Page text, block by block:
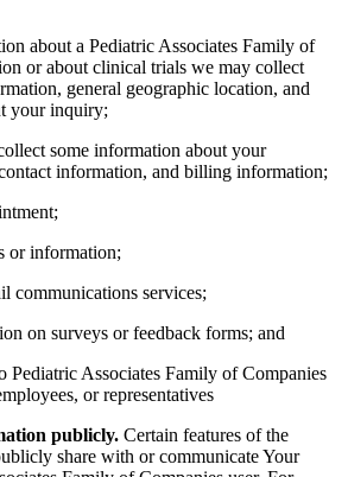
about a Pediatric Associates Family of
or about clinical trials we may collect
general geographic location, and
your inquiry;
some information about your
information, and billing information;
or information;
communications services;
on surveys or feedback forms; and
Pediatric Associates Family of Companies
or representatives
publicly. Certain features of the
share with or communicate Your